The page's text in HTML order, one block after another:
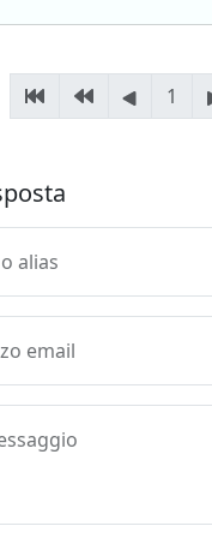
1
alias
email